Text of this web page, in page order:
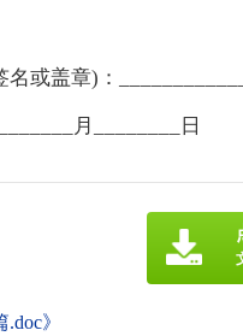
或盖章)：
月________日
》